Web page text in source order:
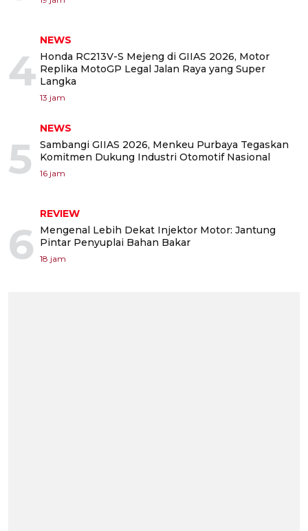
4
NEWS
Honda RC213V-S Mejeng di GIIAS 2026, Motor
Replika MotoGP Legal Jalan Raya yang Super
Langka
13 jam
5
NEWS
Sambangi GIIAS 2026, Menkeu Purbaya Tegaskan
Komitmen Dukung Industri Otomotif Nasional
16 jam
6
REVIEW
Mengenal Lebih Dekat Injektor Motor: Jantung
Pintar Penyuplai Bahan Bakar
18 jam